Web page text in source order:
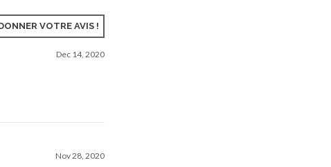
Dec 14, 2020
Nov 28, 2020
VOTRE AVIS !